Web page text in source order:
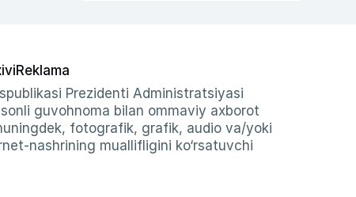
Reklama
Prezidenti Administratsiyasi
guvohnoma bilan ommaviy axborot
fotografik, grafik, audio va/yoki
nashrining muallifligini ko‘rsatuvchi